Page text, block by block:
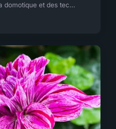
domotique et des tec...